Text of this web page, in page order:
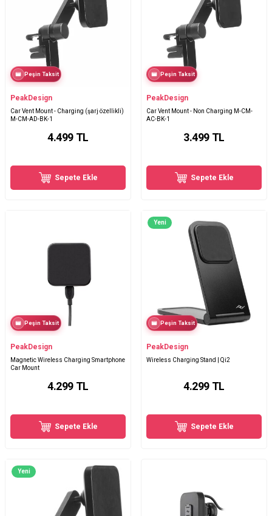
Peşin Taksit
PeakDesign
Car Vent Mount - Charging (şarj özellikli)
M-CM-AD-BK-1
4.499 TL
Sepete Ekle
Peşin Taksit
PeakDesign
Car Vent Mount - Non Charging M-CM-
AC-BK-1
3.499 TL
Sepete Ekle
Peşin Taksit
PeakDesign
Magnetic Wireless Charging Smartphone
Car Mount
4.299 TL
Sepete Ekle
Yeni
Peşin Taksit
PeakDesign
Wireless Charging Stand | Qi2
4.299 TL
Sepete Ekle
Yeni